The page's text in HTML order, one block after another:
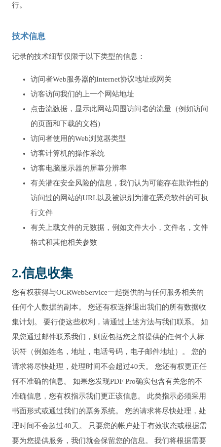
行。
技术信息
记录的技术细节仅限于以下类型的信息：
访问者Web服务器的Internet协议地址或网关
访客访问我们的上一个网站地址
点击流数据，显示此网站周围访问者的流量（例如访问
的页面和下载的文档）
访问者使用的Web浏览器类型
访客计算机的操作系统
访客电脑显示器的屏幕分辨率
有关潜在安全风险的信息，我们认为可能存在欺诈性的
访问过的网站的URL以及被识别为潜在恶意软件的可执
行文件
有关上载文件的元数据，例如文件大小，文件名，文件
格式和其他相关参数
2.信息收集
您有权获得与OCRWebService一起提供的与任何服务相关的
任何个人数据的副本。 您还有权选择退出我们的所有数据收
集计划。 要行使这些权利，请通过上述方法与我们联系。 如
果您通过邮件联系我们，则应包括您之前提供的任何个人标
识符（例如姓名，地址，电话号码，电子邮件地址）。 您的
请求将尽快处理，处理时间不会超过40天。 您还有权更正任
何不准确的信息。 如果您发现PDF Pro确实包含有关您的不
准确信息，您有权指示我们更正该信息。 此类指示必须采用
书面形式或通过我们的票务系统。 您的请求将尽快处理，处
理时间不会超过40天。 只要您的帐户处于有效状态或根据需
要为您提供服务，我们就会保留您的信息。 我们将根据需要